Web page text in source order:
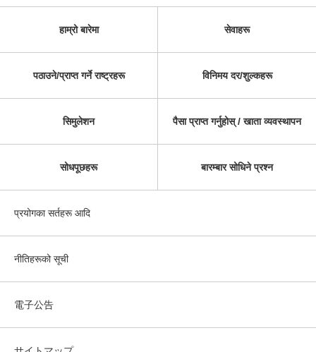
हाम्रो बारेमा सेवाहरू
पठाउने/प्राप्त गर्ने राष्ट्रहरू विनिमय दर/शुल्कहरू
सिमुलेशन पैसा प्राप्त गर्नुहोस् / खाता व्यवस्थापन
सोधपूछहरू बारम्बार सोधिने प्रश्न
प्रयोगका सर्तहरू आदि
नीतिहरूको सूची
電子公告